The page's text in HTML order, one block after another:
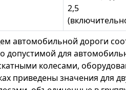
2,5
автомобильной дороги
для
колесами,
приведены значения для